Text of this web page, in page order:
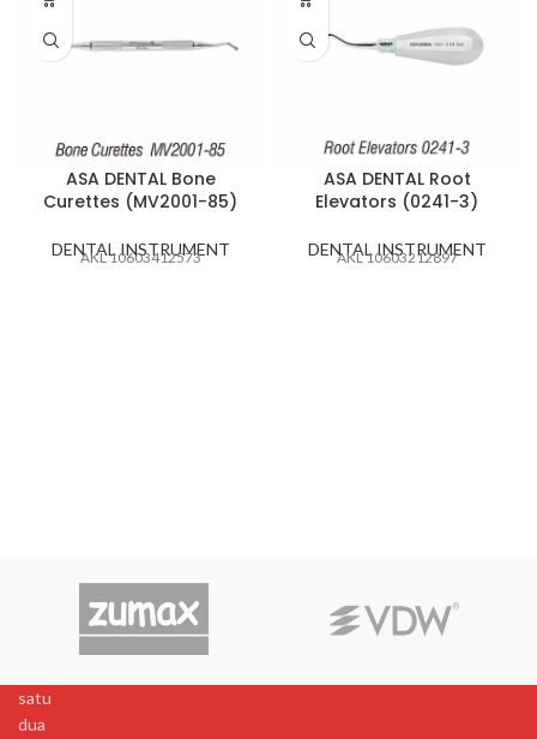
ASA DENTAL Bone
Curettes (MV2001-85)
DENTAL INSTRUMENT
AKL 10603412573
ASA DENTAL Root
Elevators (0241-3)
DENTAL INSTRUMENT
AKL 10603212897
satu
dua